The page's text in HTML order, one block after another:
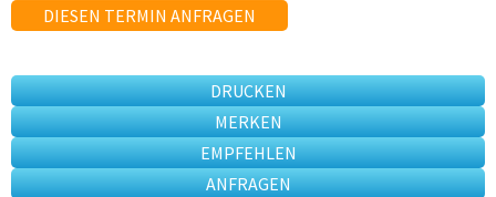
DIESEN TERMIN ANFRAGEN
DRUCKEN
MERKEN
EMPFEHLEN
ANFRAGEN